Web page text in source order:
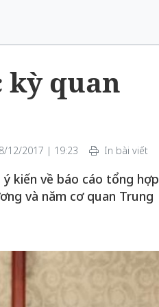
kỳ quan
12/2017 | 19:23 In bài viết
kiến về báo cáo tổng hợp
và năm cơ quan Trung
Nội